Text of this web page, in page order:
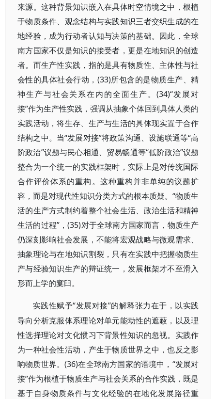
来源。这种背景知识嵌入在具体时空情境之中，根植
于物质条件、观念结构与实践知识三者交织生成的在
地经验，成为行动者认知与决策的基础。因此，全球
南方国家不仅是知识的接受者，更是在地知识的创造
者。而生产性实践，指的是具有物质性、主体性与社
会性的具体社会行动，(33)所包含的是物质生产、精
神生产与社会关系在内的全面生产。(34)“发展对
接”作为生产性实践，强调从抽象个体回到具体人类的
实践活动，将生存、生产与生活的具体现实置于合作
结构之中。当“发展对接”将政策沟通、设施联通等“高
阶政治”议题与民心相通、贸易畅通等“低阶政治”议题
整合为一个统一的实践框架时，实际上是对传统国际
合作评价体系的重构。这种重构并非单纯的议题扩
容，而是对现代性知识分类方式的根本质疑。“物质生
活的生产方式制约着整个社会生活、政治生活和精神
生活的过程”，(35)对于全球南方国家而言，物质生产
仍深刻影响社会发展，不能将宏观战略与微观需求、
抽象理论与在地知识割裂，只有在实践中把握物质生
产与经验知识生产的辩证统一，发展框架才不至滑入
形而上学的窠臼。
实践性赋予“发展对接”的解释张力在于，以实践
导向分析克服体系理论对单元能动性的遮蔽，以及理
性选择理论对文化惯习下背景性知识的忽视。实践作
为一种社会性活动，产生于物质世界之中，也反之影
响物质世界。(36)在全球南方国家的语境中，“发展对
接”作为根植于物质生产与社会关系的合作实践，既是
基于自身物质条件与文化经验的在地化发展路径重